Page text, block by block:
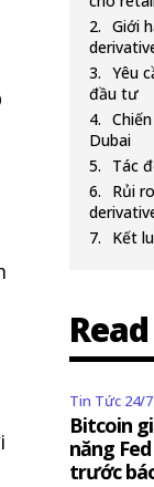
Giới
Yêu
đầu tư
Dubai
Tác
Rủi
Kết
Tin Tức 24/7
Bitcoin
năng
trước